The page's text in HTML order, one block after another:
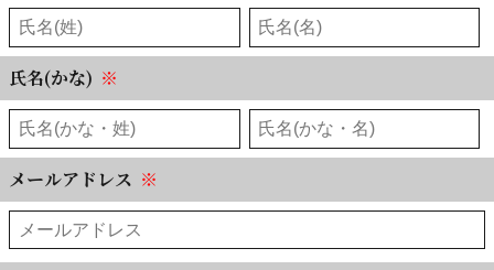
氏名(かな) ※
メールアドレス ※